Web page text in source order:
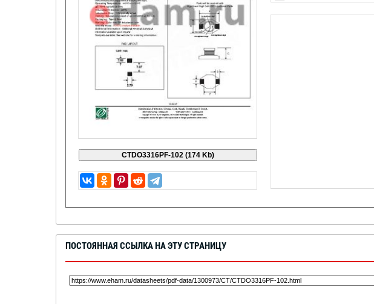
ПОСТОЯННАЯ ССЫЛКА НА ЭТУ СТРАНИЦУ